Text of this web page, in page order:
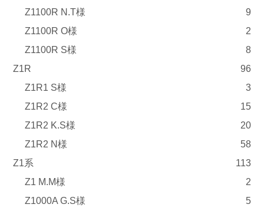
Z1100R N.T様
9
Z1100R O様
2
Z1100R S様
8
Z1R
96
Z1R1 S様
3
Z1R2 C様
15
Z1R2 K.S様
20
Z1R2 N様
58
Z1系
113
Z1 M.M様
2
Z1000A G.S様
5